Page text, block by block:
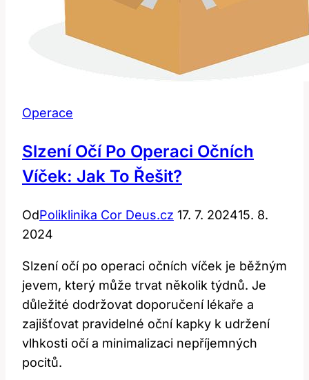
Operace
Slzení Očí Po Operaci Očních
Víček: Jak To Řešit?
OdPoliklinika Cor Deus.cz 17. 7. 202415. 8.
2024
Slzení očí po operaci očních víček je běžným
jevem, který může trvat několik týdnů. Je
důležité dodržovat doporučení lékaře a
zajišťovat pravidelné oční kapky k udržení
vlhkosti očí a minimalizaci nepříjemných
pocitů.